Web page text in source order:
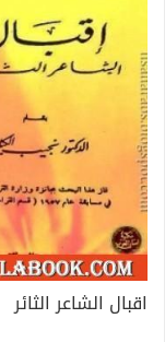
اقبال الشاعر الثائر